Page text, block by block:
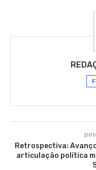
Retrospectiva:
articulação política